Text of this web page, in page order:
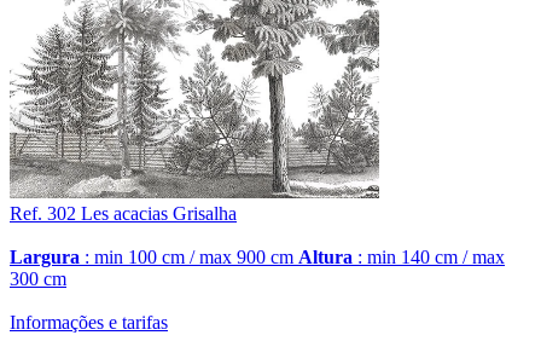
Ref. 302 Les acacias Grisalha
Largura : min 100 cm / max 900 cm Altura : min 140 cm / max
300 cm
Informações e tarifas